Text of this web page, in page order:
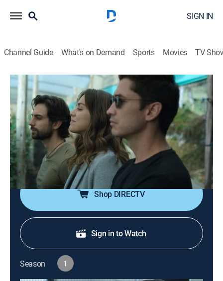
SIGN IN
Channel Guide What's on Demand Sports Movies TV
MalaYerba
S1 E1 | Piloto
0h 47m|TV14 Drama, Thriller
Seis meses después de que el negocio de sus vidas
resultara en tragedia, los caminos de Félix, Mariana e
Ignacio se vuelven a cruzar cuando el Gobierno
colombiano legaliza el cultivo de cannabis medicinal.
Shop DIRECTV
Sign in to Watch
Season 1